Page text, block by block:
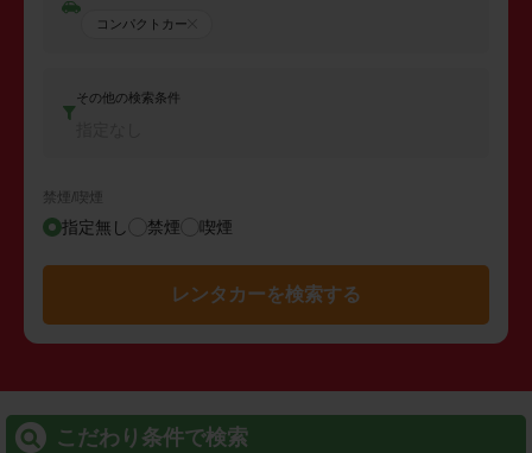
コンパクトカー
その他の検索条件
禁煙/喫煙
指定無し 禁煙 喫煙
レンタカーを検索する
こだわり条件で検索